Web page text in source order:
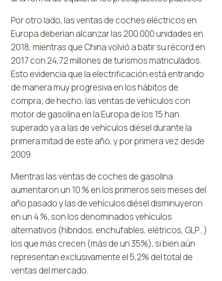
Por otro lado, las ventas de coches eléctricos en
Europa deberían alcanzar las 200.000 unidades en
2018, mientras que China volvió a batir su récord en
2017 con 24,72 millones de turismos matriculados.
Esto evidencia que la electrificación está entrando
de manera muy progresiva en los hábitos de
compra; de hecho, las ventas de vehículos con
motor de gasolina en la Europa de los 15 han
superado ya a las de vehículos diésel durante la
primera mitad de este año, y por primera vez desde
2009.
Mientras las ventas de coches de gasolina
aumentaron un 10 % en los primeros seis meses del
año pasado y las de vehículos diésel disminuyeron
en un 4 %, son los denominados vehículos
alternativos (híbridos, enchufables, elétricos, GLP…)
los que más crecen (más de un 35%), si bien aún
representan exclusivamente el 5,2% del total de
ventas del mercado.